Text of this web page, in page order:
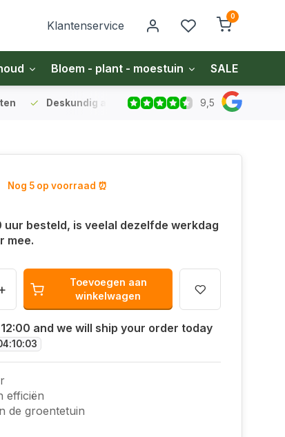
Klantenservice
0
Bloem - plant - moestuin SALE
Deskundig adviesvoor gazon en bodem
9,5
Nog 5 op voorraad ⏰
uur besteld, is veelal dezelfde werkdag
mee.
Toevoegen aan
winkelwagen
and we will ship your order today
:10:03
efficiën
de groentetuin